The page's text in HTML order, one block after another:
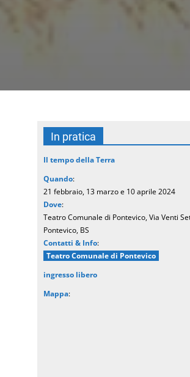
In pratica
Il tempo della Terra
Quando:
21 febbraio, 13 marzo e 10 aprile 2024
Dove:
Teatro Comunale di Pontevico, Via Venti
Pontevico, BS
Contatti & Info:
Teatro Comunale di Pontevico
ingresso libero
Mappa: